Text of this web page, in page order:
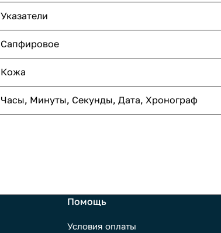
Указатели
Сапфировое
Кожа
Часы, Минуты, Секунды, Дата, Хронограф
Помощь
Условия оплаты